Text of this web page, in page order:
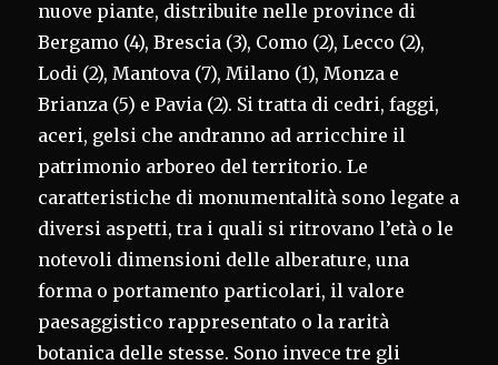
nuove piante, distribuite nelle province di
Bergamo (4), Brescia (3), Como (2), Lecco (2),
Lodi (2), Mantova (7), Milano (1), Monza e
Brianza (5) e Pavia (2). Si tratta di cedri, faggi,
aceri, gelsi che andranno ad arricchire il
patrimonio arboreo del territorio. Le
caratteristiche di monumentalità sono legate a
diversi aspetti, tra i quali si ritrovano l’età o le
notevoli dimensioni delle alberature, una
forma o portamento particolari, il valore
paesaggistico rappresentato o la rarità
botanica delle stesse. Sono invece tre gli